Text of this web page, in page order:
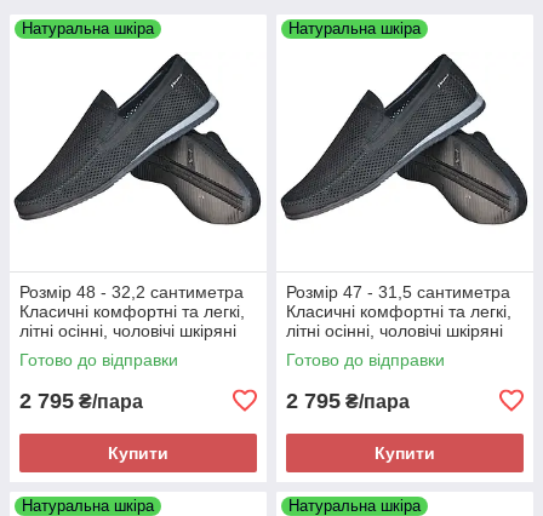
Натуральна шкіра
Розмір 48 - 32,2 сантиметра
Класичні комфортні та легкі,
літні осінні, чоловічі шкіряні
туфлі Maxus, чорні, на
підошві з піни
Готово до відправки
2 795 ₴/пара
Купити
Натуральна шкіра
Розмір 47 - 31,5 сантиметра
Класичні комфортні та легкі,
літні осінні, чоловічі шкіряні
туфлі Maxus, чорні, на
підошві з піни
Готово до відправки
2 795 ₴/пара
Купити
Натуральна шкіра Натуральна шкіра